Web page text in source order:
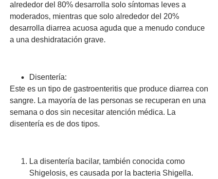
alrededor del 80% desarrolla solo síntomas leves a
moderados, mientras que solo alrededor del 20%
desarrolla diarrea acuosa aguda que a menudo conduce
a una deshidratación grave.
Disentería:
Este es un tipo de gastroenteritis que produce diarrea con
sangre. La mayoría de las personas se recuperan en una
semana o dos sin necesitar atención médica. La
disentería es de dos tipos.
La disentería bacilar, también conocida como
Shigelosis, es causada por la bacteria Shigella.